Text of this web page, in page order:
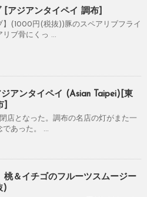
[アジアンタイペイ 調布]
】(1000円(税抜))豚のスペアリブフライ
リブ骨にくっ ...
ジアンタイペイ (Asian Taipei)[東
]
閉店となった。調布の名店の灯がまた一
であった。 ...
桃＆イチゴのフルーツスムージー
)